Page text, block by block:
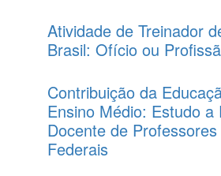
Atividade de Treinador
Brasil: Ofício ou
Contribuição da
Ensino Médio: Estudo
Docente de
Federais